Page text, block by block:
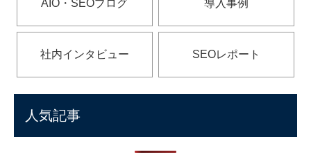
AIO・SEOブログ 導入事例
社内インタビュー SEOレポート
人気記事